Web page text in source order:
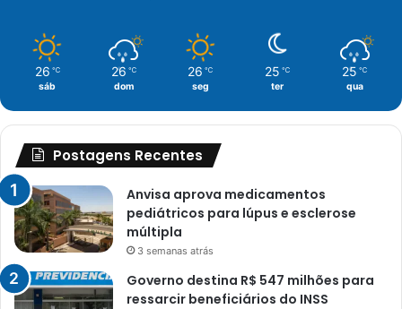
26 ℃
sáb
26 ℃
dom
26 ℃
seg
25 ℃
ter
25 ℃
qua
Postagens Recentes
Anvisa aprova medicamentos
pediátricos para lúpus e esclerose
múltipla
3 semanas atrás
Governo destina R$ 547 milhões para
ressarcir beneficiários do INSS